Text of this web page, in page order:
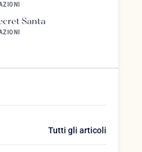
Santa
Tutti gli articoli